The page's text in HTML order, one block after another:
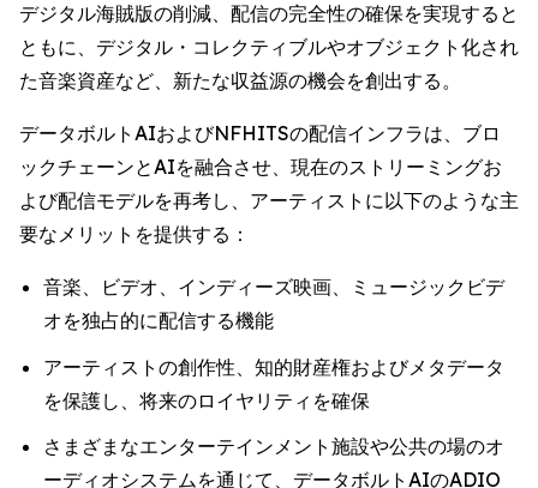
デジタル海賊版の削減、配信の完全性の確保を実現すると
ともに、デジタル・コレクティブルやオブジェクト化され
た音楽資産など、新たな収益源の機会を創出する。
データボルトAIおよびNFHITSの配信インフラは、ブロ
ックチェーンとAIを融合させ、現在のストリーミングお
よび配信モデルを再考し、アーティストに以下のような主
要なメリットを提供する：
音楽、ビデオ、インディーズ映画、ミュージックビデ
オを独占的に配信する機能
アーティストの創作性、知的財産権およびメタデータ
を保護し、将来のロイヤリティを確保
さまざまなエンターテインメント施設や公共の場のオ
ーディオシステムを通じて、データボルトAIのADIO